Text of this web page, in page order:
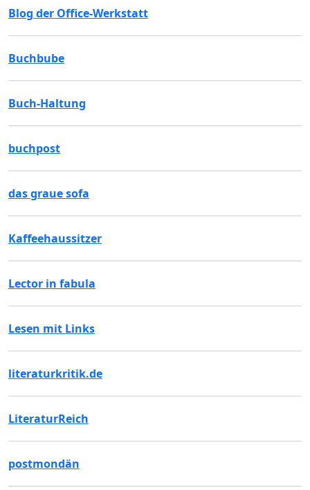
Blog der Office-Werkstatt
Buchbube
Buch-Haltung
buchpost
das graue sofa
Kaffeehaussitzer
Lector in fabula
Lesen mit Links
literaturkritik.de
LiteraturReich
postmondän